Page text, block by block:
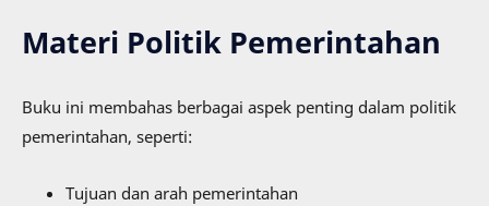
Materi Politik Pemerintahan
Buku ini membahas berbagai aspek penting dalam politik
pemerintahan, seperti:
Tujuan dan arah pemerintahan